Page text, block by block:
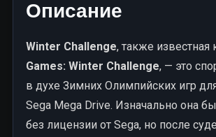
Описание
Winter Challenge, также известная
Games: Winter Challenge, — это
в духе Зимних Олимпийских игр
Sega Mega Drive. Изначально она
без лицензии от Sega, но после